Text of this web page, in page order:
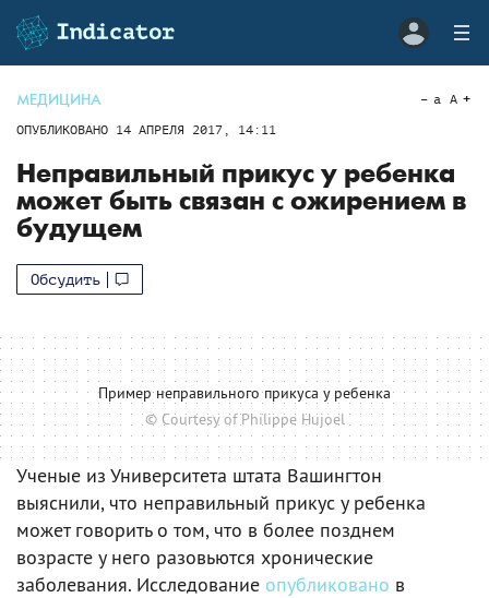
МЕДИЦИНА
ОПУБЛИКОВАНО 14 АПРЕЛЯ 2017, 14:11
a A
Неправильный прикус у ребенка
может быть связан с ожирением в
будущем
Обсудить
Пример неправильного прикуса у ребенка
© Courtesy of Philippe Hujoel
Ученые из Университета штата Вашингтон
выяснили, что неправильный прикус у ребенка
может говорить о том, что в более позднем
возрасте у него разовьются хронические
заболевания. Исследование опубликовано в